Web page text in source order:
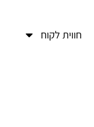
חווית לקוח